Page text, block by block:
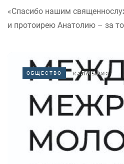
«Спасибо нашим
и протоирею Анатолию – за
ОБЩЕСТВО КАЛМЫКИЯ